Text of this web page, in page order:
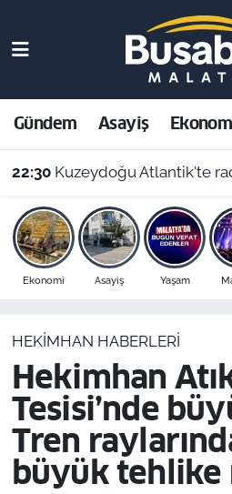
Gündem Asayiş
22:30 Kuzeydoğu Atlantik'te radyoaktif tehlike:
Ekonomi Asayiş Yaşam
HEKIMHAN HABERLERI
Hekimhan
Tesisi’nde
Tren
büyük tehlike
Asayiş
Ekonomi
Dünya
Bölge
Resmi İlanlar
Malatya Nöbetçi
Malatya Hava Durumu
Malatya Namaz Vakitleri
Malatya Trafik Yoğunluk
Süper Lig Puan Durumu
Son Dakika Haberleri
Haber Arşivi